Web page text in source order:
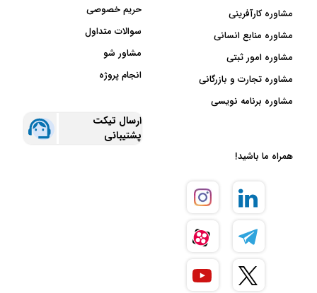
مشاوره کارآفرینی
مشاوره منابع انسانی
مشاوره امور ثبتی
مشاوره تجارت و بازرگانی
مشاوره برنامه نویسی
حریم خصوصی
سوالات متداول
مشاور شو
انجام پروژه
ارسال تیکت
پشتیبانی
همراه ما باشید!